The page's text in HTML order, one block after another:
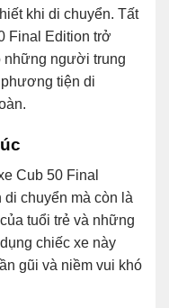
khi di chuyển. Tất
Final Edition trở
những người trung
tiện di
Cub 50 Final
chuyển mà còn là
tuổi trẻ và những
chiếc xe này
gũi và niềm vui khó